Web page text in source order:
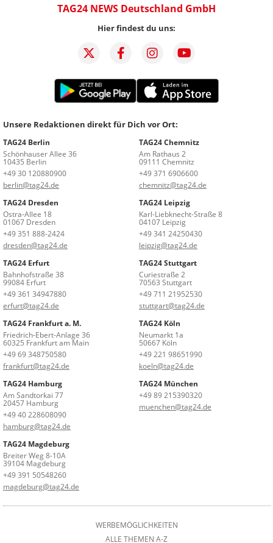
TAG24 NEWS Deutschland GmbH
Hier findest du uns:
Unsere Redaktionen direkt für Dich vor Ort:
TAG24 Berlin
Schönhauser Allee 36
10435 Berlin
+49 30 120880900
berlin@tag24.de
TAG24 Chemnitz
Am Rathaus 2
09111 Chemnitz
+49 371 6906600
chemnitz@tag24.de
TAG24 Dresden
Ostra-Allee 18
01067 Dresden
+49 351 888-2424
dresden@tag24.de
TAG24 Leipzig
Karl-Liebknecht-Straße 8
04107 Leipzig
+49 341 24250430
leipzig@tag24.de
TAG24 Erfurt
Bahnhofstraße 38
99084 Erfurt
+49 361 34947880
erfurt@tag24.de
TAG24 Stuttgart
Curiestraße 2
70563 Stuttgart
+49 711 21952530
stuttgart@tag24.de
TAG24 Frankfurt a. M.
Friedrich-Ebert-Anlage 36
60325 Frankfurt am Main
+49 69 348750580
frankfurt@tag24.de
TAG24 Köln
Neumarkt 1a
50667 Köln
+49 221 98651990
koeln@tag24.de
TAG24 Hamburg
Am Sandtorkai 77
20457 Hamburg
+49 40 228608090
hamburg@tag24.de
TAG24 München
+49 89 215390320
muenchen@tag24.de
TAG24 Magdeburg
Breiter Weg 8-10A
39104 Magdeburg
+49 391 50548260
magdeburg@tag24.de
WERBEMÖGLICHKEITEN
ALLE THEMEN A-Z